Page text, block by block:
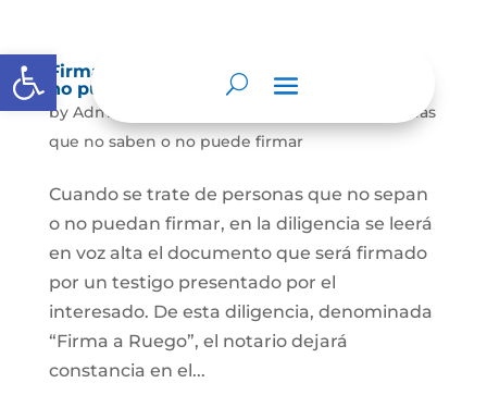
Abrir barra de herramientas
Firma a Ruego – Personas que no saben o
no puede firmar
by Admin
Firma a Ruego- personas
que no saben o no puede firmar
Cuando se trate de personas que no sepan
o no puedan firmar, en la diligencia se leerá
en voz alta el documento que será firmado
por un testigo presentado por el
interesado. De esta diligencia, denominada
“Firma a Ruego”, el notario dejará
constancia en el...